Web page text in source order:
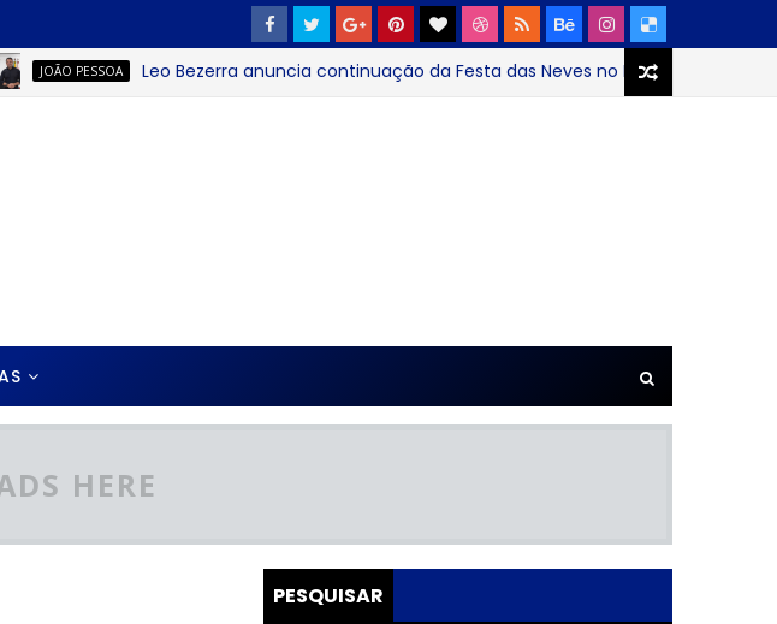
PESSOA Leo Bezerra anuncia continuação da Festa das Neves no Parque Solon de
HERE
PESQUISAR